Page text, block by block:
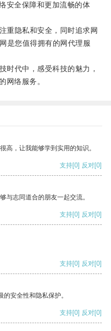
安全保障和更加流畅的体
隐私和安全，同时追求网
是您值得拥有的网代理服
代中，感受科技的魅力，
网络服务。
高，让我能够学到实用的知识。
支持[0] 反对[0]
与志同道合的朋友一起交流。
支持[0] 反对[0]
支持[0] 反对[0]
安全性和隐私保护。
支持[0] 反对[0]